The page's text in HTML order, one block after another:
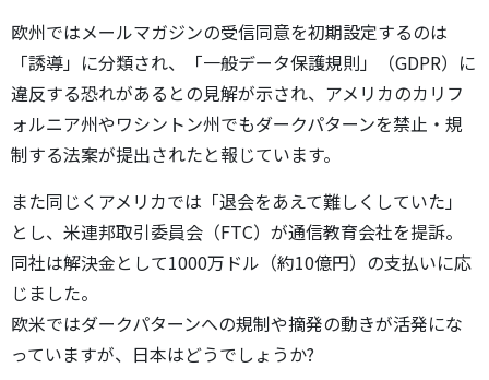
欧州ではメールマガジンの受信同意を初期設定するのは
「誘導」に分類され、「一般データ保護規則」（GDPR）に
違反する恐れがあるとの見解が示され、アメリカのカリフ
ォルニア州やワシントン州でもダークパターンを禁止・規
制する法案が提出されたと報じています。
また同じくアメリカでは「退会をあえて難しくしていた」
とし、米連邦取引委員会（FTC）が通信教育会社を提訴。
同社は解決金として1000万ドル（約10億円）の支払いに応
じました。
欧米ではダークパターンへの規制や摘発の動きが活発にな
っていますが、日本はどうでしょうか?